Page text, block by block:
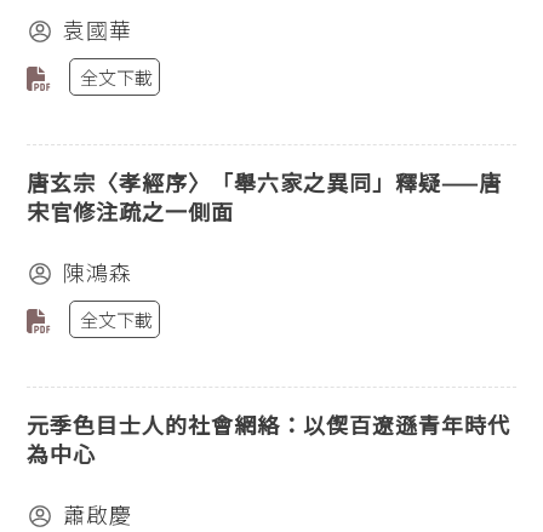
袁國華
全文下載
唐玄宗〈孝經序〉「舉六家之異同」釋疑——唐
宋官修注疏之一側面
陳鴻森
全文下載
元季色目士人的社會網絡：以偰百遼遜青年時代
為中心
蕭啟慶